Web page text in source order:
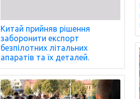
Китай прийняв рішення
заборонити експорт
безпілотних літальних
апаратів та їх деталей.